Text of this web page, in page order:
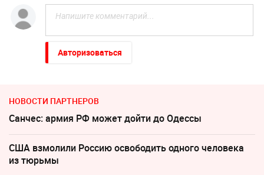
Авторизоваться
НОВОСТИ ПАРТНЕРОВ
Санчес: армия РФ может дойти до Одессы
США взмолили Россию освободить одного человека
из тюрьмы